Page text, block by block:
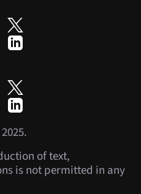
2025.
of text,
is not permitted in any